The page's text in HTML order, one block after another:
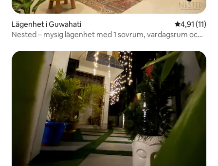
Lägenhet i Guwahati 4,91 av 5 i
4,91 (11)
Nested – mysig lägenhet med 1 sovrum, vardagsrum och